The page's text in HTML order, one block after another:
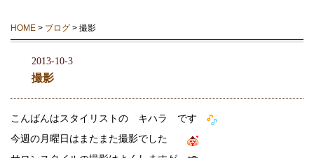
HOME > ブログ > 撮影
2013-10-3
撮影
こんばんはスタイリストの キハラ です
今週の月曜日はまたまた撮影でした